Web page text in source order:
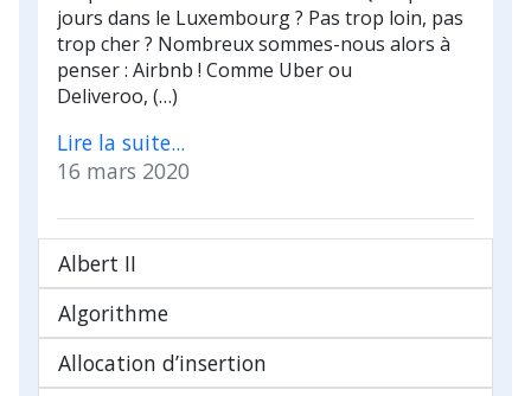
jours dans le Luxembourg ? Pas trop loin, pas
trop cher ? Nombreux sommes-nous alors à
penser : Airbnb ! Comme Uber ou
Deliveroo, (…)
Lire la suite...
16 mars 2020
Albert II
Algorithme
Allocation d’insertion